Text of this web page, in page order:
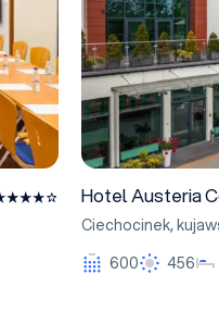
Hotel Austeria
Ciechocinek,
600
456